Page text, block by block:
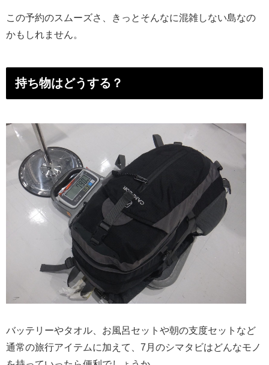
この予約のスムーズさ、きっとそんなに混雑しない島なの
かもしれません。
持ち物はどうする？
バッテリーやタオル、お風呂セットや朝の支度セットなど
通常の旅行アイテムに加えて、7月のシマタビはどんなモノ